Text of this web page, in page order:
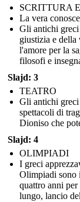
SCRITTURA
La vera
Gli antichi
giustizia e
l'amore per la
filosofi e
Slajd: 3
TEATRO
Gli antichi greci
spettacoli di
Dioniso che
Slajd: 4
OLIMPIADI
I greci
Olimpiadi sono
quattro anni
lungo, lancio